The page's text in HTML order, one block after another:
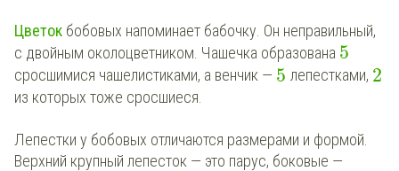
Цветок бобовых напоминает бабочку. Он неправильный,
с двойным околоцветником. Чашечка образована 5
сросшимися чашелистиками, а венчик — 5 лепестками, 2
из которых тоже сросшиеся.
Лепестки у бобовых отличаются размерами и формой.
Верхний крупный лепесток — это парус, боковые —